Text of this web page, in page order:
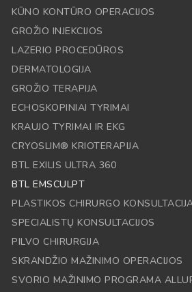
KŪNO KONTŪRO OPERACIJOS
GROŽIO INJEKCIJOS
LAZERIO PROCEDŪROS
DERMATOLOGIJA
GROŽIO TERAPIJA
ECHOSKOPINIAI TYRIMAI
KRAUJO TYRIMAI IR EKG
CRYOSLIM® KRIOTERAPIJA
BTL EXILIS ULTRA 360
BTL EMSCULPT
PLASTIKOS CHIRURGO
SPECIALISTŲ KONSULTACIJOS
PILVO CHIRURGIJA
SKRANDŽIO MAŽINIMO OPERACIJOS
SVORIO MAŽINIMO PROGRAMA